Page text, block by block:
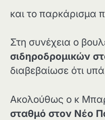
και το παρκάρισμα
Στη συνέχεια ο
σιδηροδρομικών
διαβεβαίωσε ότι
Ακολούθως ο κ
σταθμό στον Νέο